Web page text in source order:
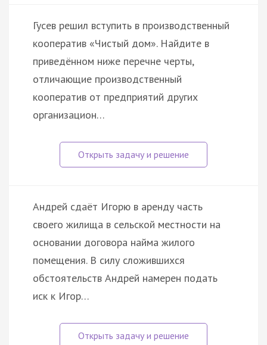
Гусев решил вступить в производственный
кооператив «Чистый дом». Найдите в
приведённом ниже перечне черты,
отличающие производственный
кооператив от предприятий других
организацион…
Андрей сдаёт Игорю в аренду часть
своего жилища в сельской местности на
основании договора найма жилого
помещения. В силу сложившихся
обстоятельств Андрей намерен подать
иск к Игор…